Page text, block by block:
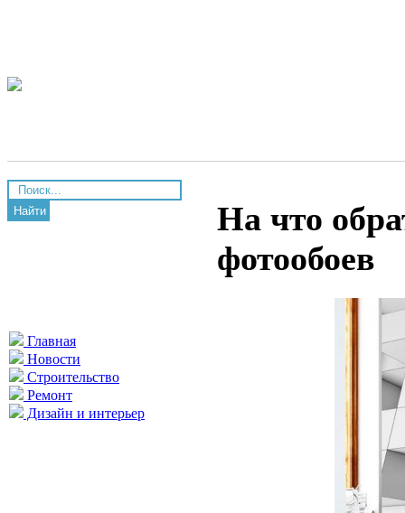
Найти
Главная
Новости
Строительство
Ремонт
Дизайн и интерьер
На что
фотообоев